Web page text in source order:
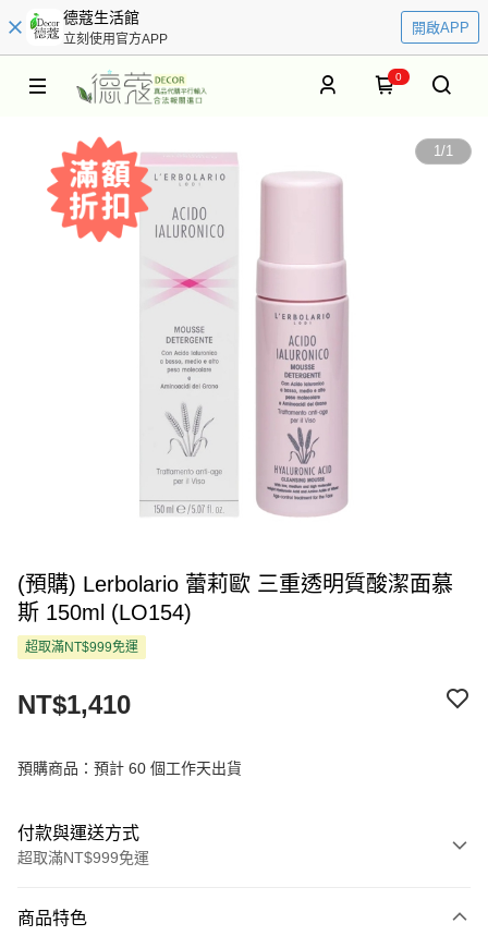
德蔻生活館
立刻使用官方APP
開啟APP
0
1/1
(預購) Lerbolario 蕾莉歐 三重透明質酸潔面慕
斯 150ml (LO154)
超取滿NT$999免運
NT$1,410
預購商品：預計 60 個工作天出貨
付款與運送方式
超取滿NT$999免運
信用卡一次付款
商品特色